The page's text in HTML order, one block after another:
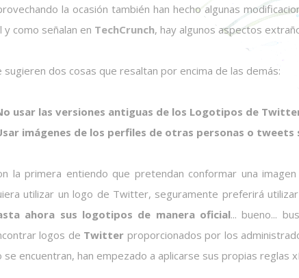
la ocasión también han hecho algunas
y como señalan en TechCrunch, hay algunos aspectos
sugieren dos cosas que resaltan por encima de las demás:
usar las versiones antiguas de los Logotipos de
imágenes de los perfiles de otras personas o tweets
la primera entiendo que pretendan conformar una
utilizar un logo de Twitter, seguramente preferirá utilizar
ahora sus logotipos de manera oficial... bueno...
logos de Twitter proporcionados por los
se encuentran, han empezado a aplicarse sus propias reglas